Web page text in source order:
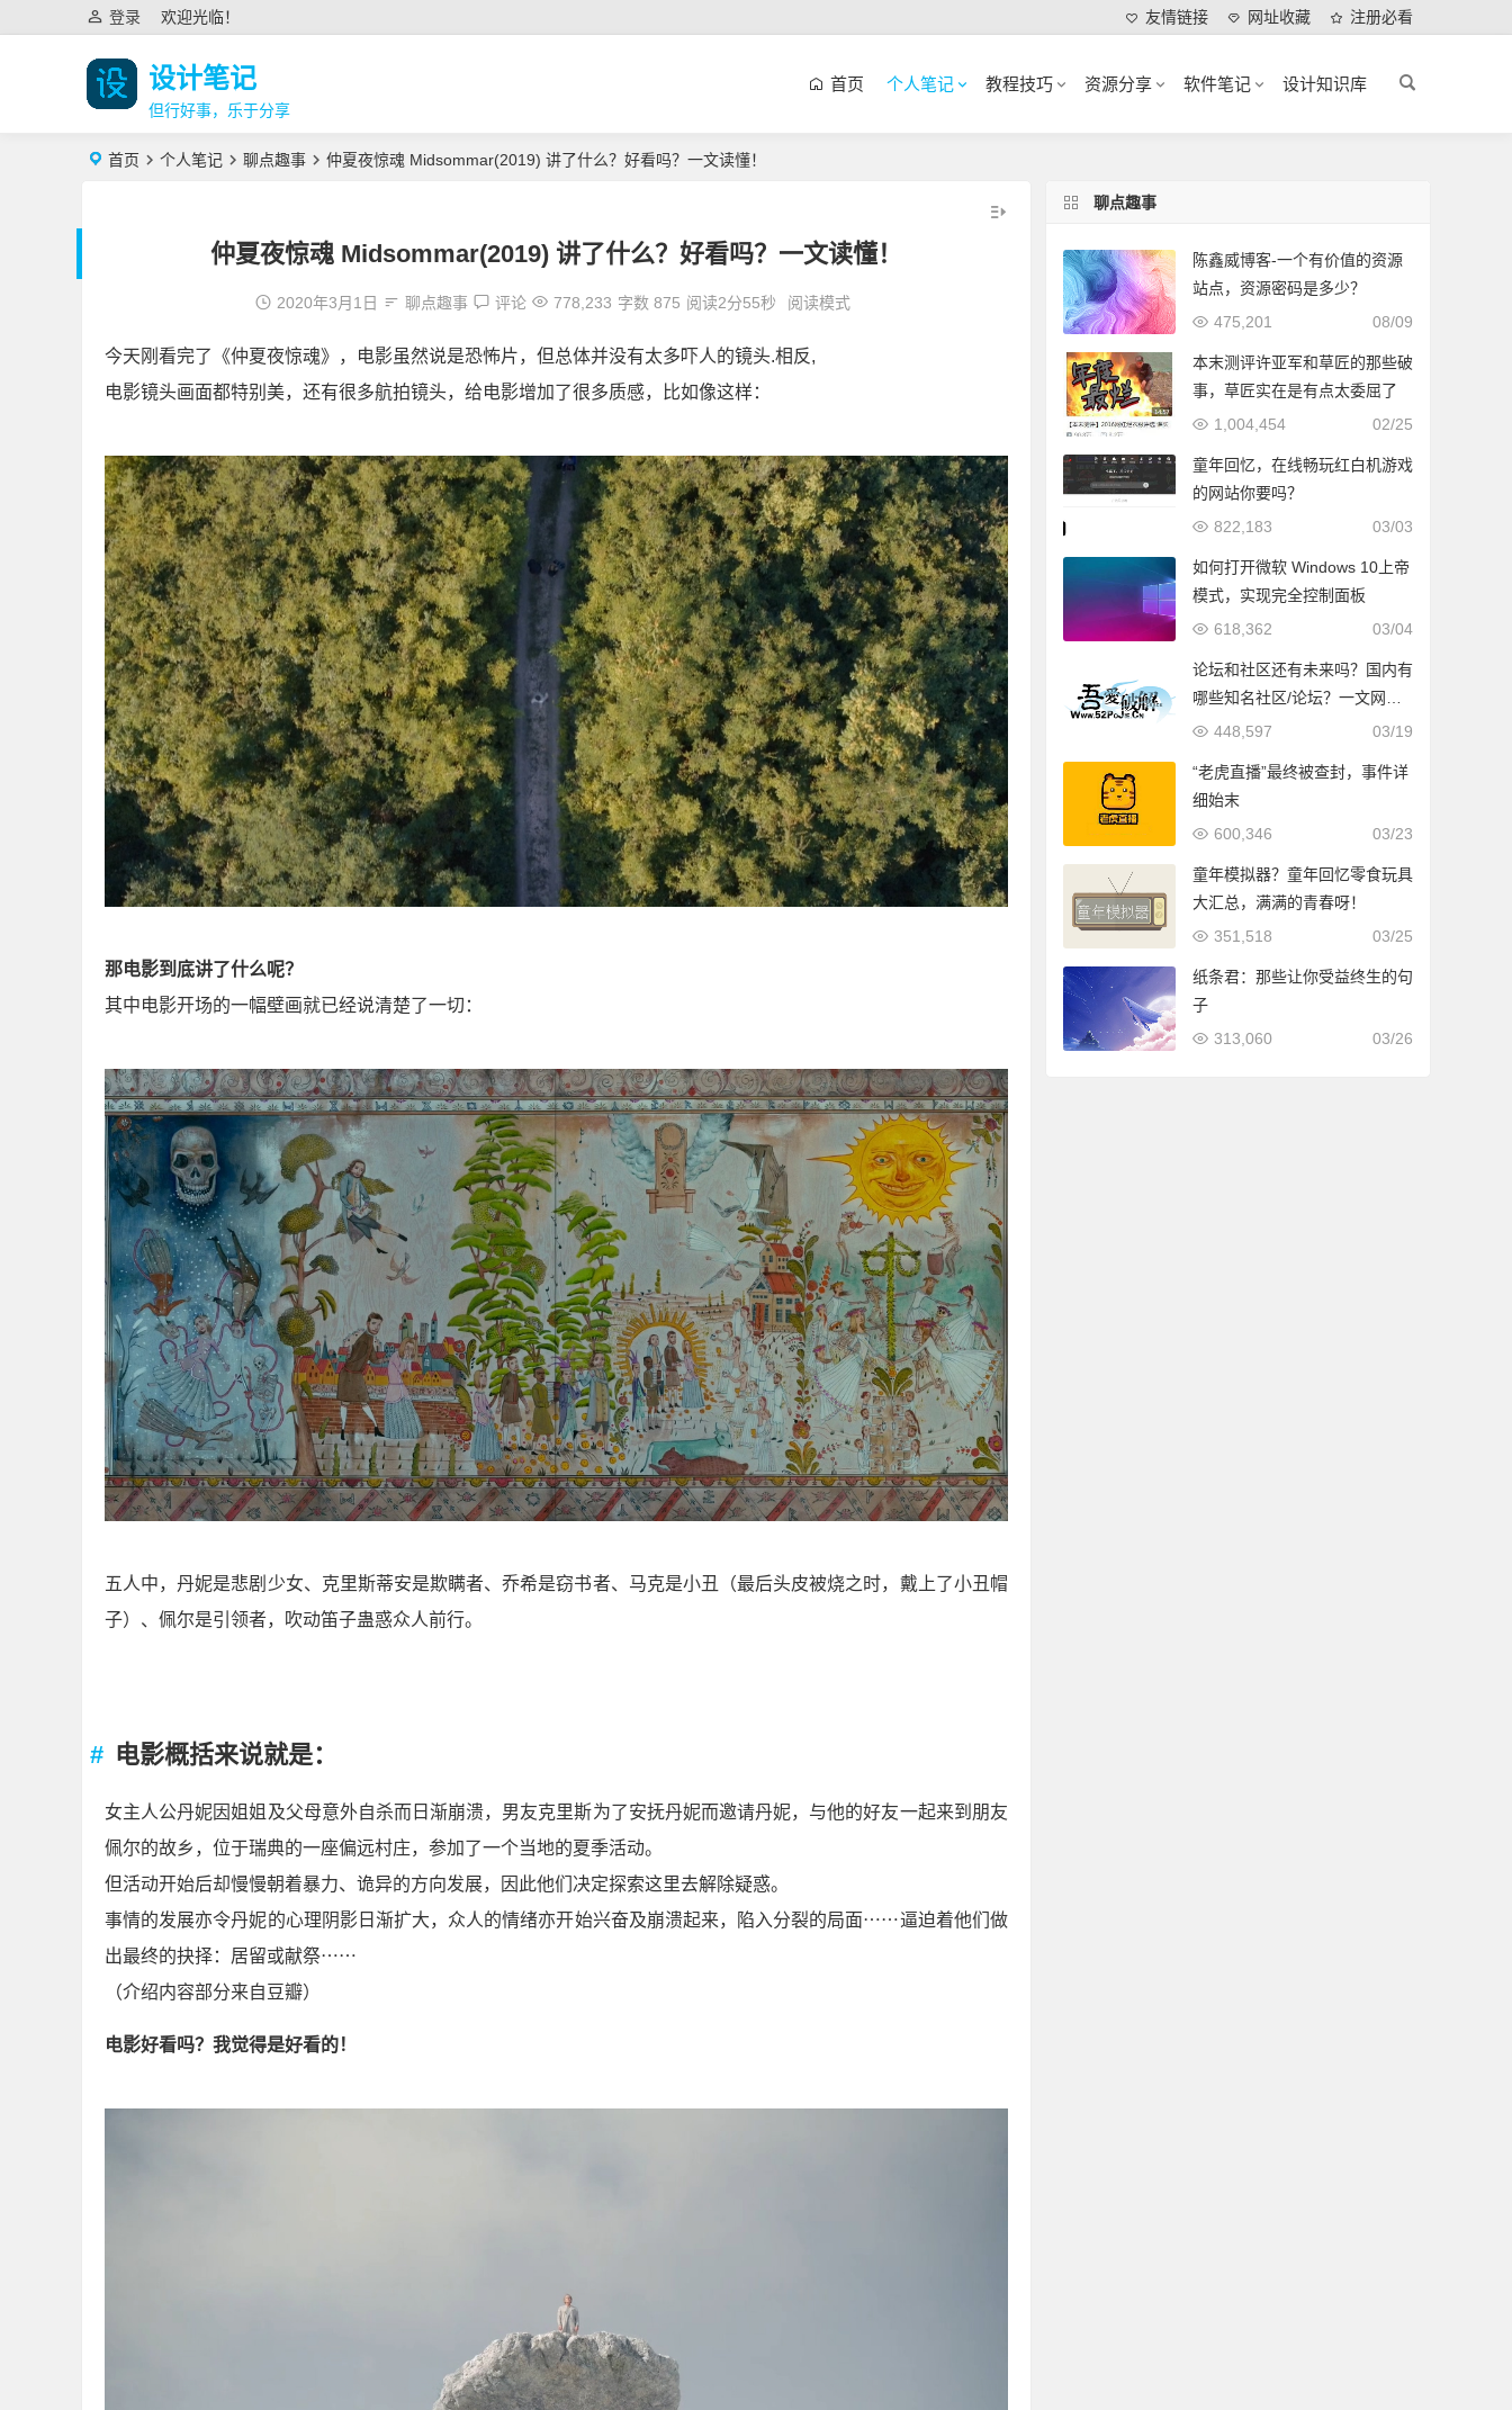
欢迎光临！
登录 友情链接 网址收藏 注册必看
设计笔记
但行好事，乐于分享
首页 个人笔记 教程技巧 资源分享 软件笔记 设计知识库
首页 个人笔记 聊点趣事 仲夏夜惊魂 Midsommar(2019) 讲了什么？好看吗？一文读懂！
仲夏夜惊魂 Midsommar(2019) 讲了什么？好看吗？一文读懂！
2020年3月1日 聊点趣事 评论 778,233 字数 875 阅读2分55秒 阅读模式
今天刚看完了《仲夏夜惊魂》，电影虽然说是恐怖片，但总体并没有太多吓人的镜头.相反,
电影镜头画面都特别美，还有很多航拍镜头，给电影增加了很多质感，比如像这样：
那电影到底讲了什么呢？
其中电影开场的一幅壁画就已经说清楚了一切：
五人中，丹妮是悲剧少女、克里斯蒂安是欺瞒者、乔希是窃书者、马克是小丑（最后头皮被烧之时，戴上了小丑帽
子）、佩尔是引领者，吹动笛子蛊惑众人前行。
电影概括来说就是：
女主人公丹妮因姐姐及父母意外自杀而日渐崩溃，男友克里斯为了安抚丹妮而邀请丹妮，与他的好友一起来到朋友
佩尔的故乡，位于瑞典的一座偏远村庄，参加了一个当地的夏季活动。
但活动开始后却慢慢朝着暴力、诡异的方向发展，因此他们决定探索这里去解除疑惑。
事情的发展亦令丹妮的心理阴影日渐扩大，众人的情绪亦开始兴奋及崩溃起来，陷入分裂的局面⋯⋯逼迫着他们做
出最终的抉择：居留或献祭⋯⋯
（介绍内容部分来自豆瓣）
电影好看吗？我觉得是好看的！
聊点趣事
陈鑫威博客-一个有价值的资源
站点，资源密码是多少？
08/09
475,201
本末测评许亚军和草匠的那些破
事，草匠实在是有点太委屈了
02/25
1,004,454
童年回忆，在线畅玩红白机游戏
的网站你要吗？
03/03
822,183
如何打开微软 Windows 10上帝
模式，实现完全控制面板
03/04
618,362
论坛和社区还有未来吗？国内有
哪些知名社区/论坛？一文网罗
天下论坛！
03/19
448,597
“老虎直播”最终被查封，事件详
细始末
03/23
600,346
童年模拟器？童年回忆零食玩具
大汇总，满满的青春呀！
03/25
351,518
纸条君：那些让你受益终生的句
子
03/26
313,060